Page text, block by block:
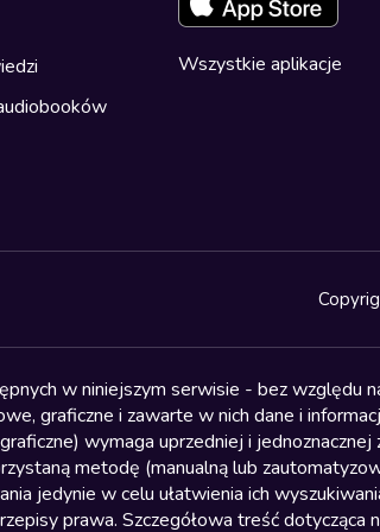
Wszystkie aplikacje
w niniejszym serwisie - bez względu
graficzne i zawarte w nich dane i
wymaga uprzedniej i
metodę (manualną lub
jedynie w celu ułatwienia ich
prawa. Szczegółowa treść dotycząca